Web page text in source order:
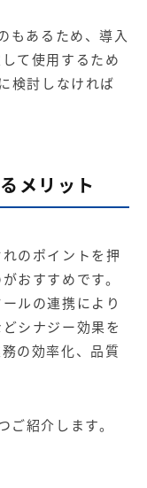
もあるため、導入
て使用するため
検討しなければ
メリット
のポイントを押
おすすめです。
ルの連携により
シナジー効果を
の効率化、品質
紹介します。